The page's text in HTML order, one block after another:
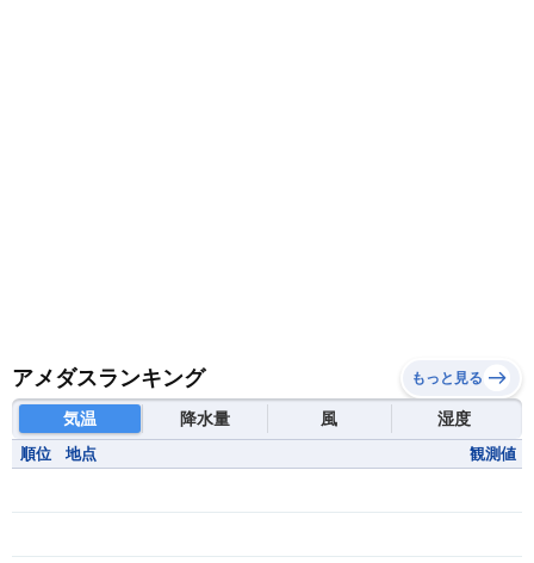
アメダスランキング もっと見る
気温 降水量 風 湿度
順位 地点 観測値